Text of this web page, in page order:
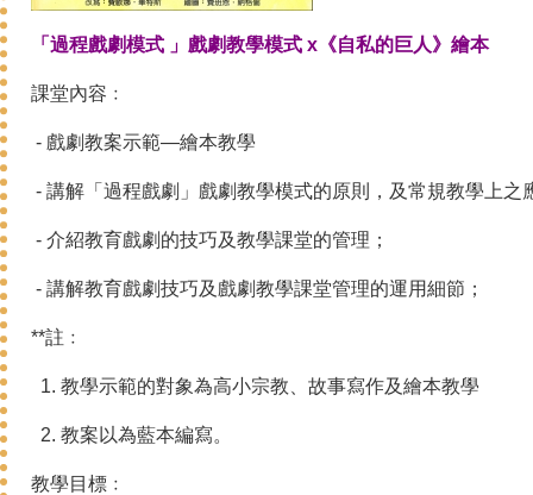
「過程戲劇模式 」戲劇教學模式 x《自私的巨人》繪本
課堂內容﹕
- 戲劇教案示範—繪本教學
- 講解「過程戲劇」戲劇教學模式的原則，及常規教學上之
- 介紹教育戲劇的技巧及教學課堂的管理；
- 講解教育戲劇技巧及戲劇教學課堂管理的運用細節；
**註﹕
1. 教學示範的對象為高小宗教、故事寫作及繪本教學
2. 教案以為藍本編寫。
教學目標﹕